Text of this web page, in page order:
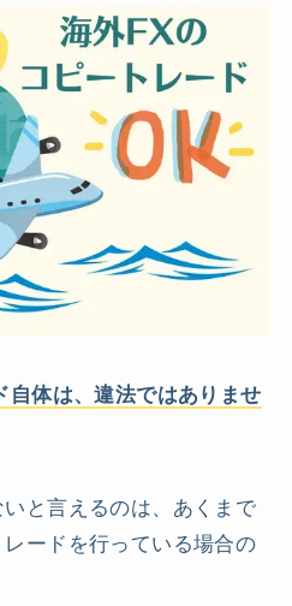
自体は、違法ではありませ
と言えるのは、あくまで
ードを行っている場合の